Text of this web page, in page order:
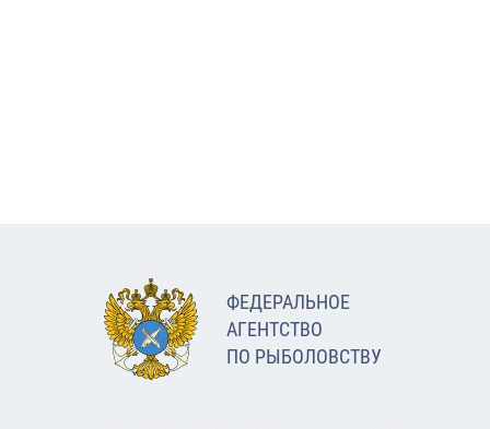
ФЕДЕРАЛЬНОЕ
АГЕНТСТВО
ПО РЫБОЛОВСТВУ